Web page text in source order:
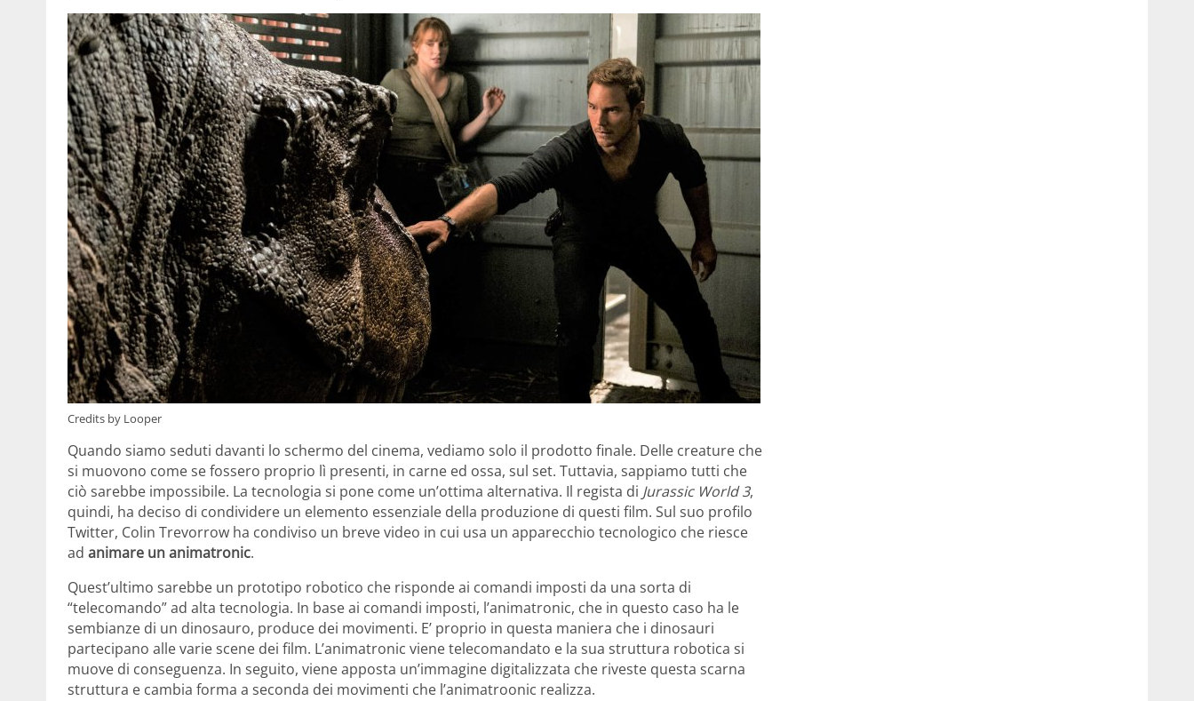
Credits by Looper
Quando siamo seduti davanti lo schermo del cinema, vediamo solo il prodotto finale. Delle creature che
si muovono come se fossero proprio lì presenti, in carne ed ossa, sul set. Tuttavia, sappiamo tutti che
ciò sarebbe impossibile. La tecnologia si pone come un’ottima alternativa. Il regista di Jurassic World 3,
quindi, ha deciso di condividere un elemento essenziale della produzione di questi film. Sul suo profilo
Twitter, Colin Trevorrow ha condiviso un breve video in cui usa un apparecchio tecnologico che riesce
ad animare un animatronic.
Quest’ultimo sarebbe un prototipo robotico che risponde ai comandi imposti da una sorta di
“telecomando” ad alta tecnologia. In base ai comandi imposti, l’animatronic, che in questo caso ha le
sembianze di un dinosauro, produce dei movimenti. E’ proprio in questa maniera che i dinosauri
partecipano alle varie scene dei film. L’animatronic viene telecomandato e la sua struttura robotica si
muove di conseguenza. In seguito, viene apposta un’immagine digitalizzata che riveste questa scarna
struttura e cambia forma a seconda dei movimenti che l’animatroonic realizza.